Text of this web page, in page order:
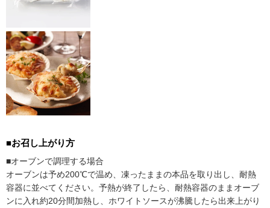
■お召し上がり方
■オーブンで調理する場合
オーブンは予め200℃で温め、凍ったままの本品を取り出し、耐熱
容器に並べてください。予熱が終了したら、耐熱容器のままオーブ
ンに入れ約20分間加熱し、ホワイトソースが沸騰したら出来上がり